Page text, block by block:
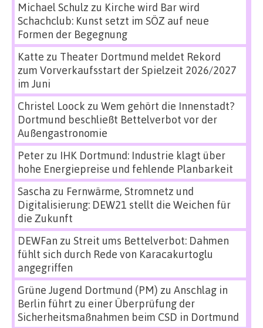
Michael Schulz zu Kirche wird Bar wird
Schachclub: Kunst setzt im SÖZ auf neue
Formen der Begegnung
Katte zu Theater Dortmund meldet Rekord
zum Vorverkaufsstart der Spielzeit 2026/2027
im Juni
Christel Loock zu Wem gehört die Innenstadt?
Dortmund beschließt Bettelverbot vor der
Außengastronomie
Peterzu IHK Dortmund: Industrie klagt über
hohe Energiepreise und fehlende Planbarkeit
Sascha zu Fernwärme, Stromnetz und
Digitalisierung: DEW21 stellt die Weichen für
die Zukunft
DEWFan zu Streit ums Bettelverbot: Dahmen
fühlt sich durch Rede von Karacakurtoglu
angegriffen
Grüne Jugend Dortmund (PM) zu Anschlag in
Berlin führt zu einer Überprüfung der
Sicherheitsmaßnahmen beim CSD in Dortmund